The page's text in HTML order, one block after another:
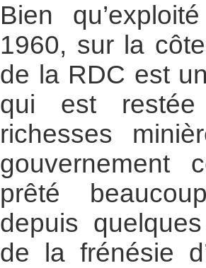
Bien
1960, sur la
de la RDC est
qui est restée
richesses
gouvernement
prêté
depuis
de la frénésie